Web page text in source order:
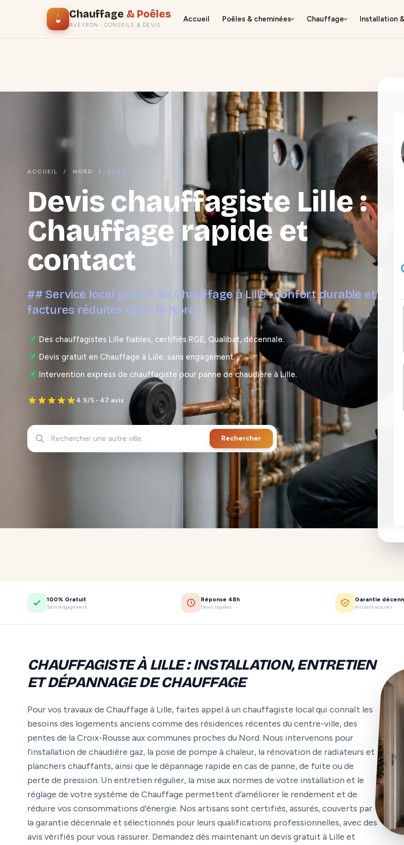
Chauffage & Poêles
AVEYRON · CONSEILS & DEVIS
Accueil Poêles & cheminées Chauffage Installation
ACCUEIL / NORD / LILLE
Devis chauffagiste Lille :
Chauffage rapide et
contact
## Service local gratuit de Chauffage à Lille : confort durable et
factures réduites dans le Nord
✓ Des chauffagistes Lille fiables, certifiés RGE, Qualibat, décennale.
✓ Devis gratuit en Chauffage à Lille, sans engagement.
✓ Intervention express de chauffagiste pour panne de chaudière à Lille.
4.9/5 - 47 avis
Rechercher
100% Gratuit
Sans engagement
Réponse 48h
Devis rapides
Garantie
Artisans assurés
CHAUFFAGISTE À LILLE : INSTALLATION, ENTRETIEN
ET DÉPANNAGE DE CHAUFFAGE
Pour vos travaux de Chauffage à Lille, faites appel à un chauffagiste local qui connaît les
besoins des logements anciens comme des résidences récentes du centre-ville, des
pentes de la Croix-Rousse aux communes proches du Nord. Nous intervenons pour
l’installation de chaudière gaz, la pose de pompe à chaleur, la rénovation de radiateurs et
planchers chauffants, ainsi que le dépannage rapide en cas de panne, de fuite ou de
perte de pression. Un entretien régulier, la mise aux normes de votre installation et le
réglage de votre système de Chauffage permettent d’améliorer le rendement et de
réduire vos consommations d’énergie. Nos artisans sont certifiés, assurés, couverts par
la garantie décennale et sélectionnés pour leurs qualifications professionnelles, avec des
avis vérifiés pour vous rassurer. Demandez dès maintenant un devis gratuit à Lille et